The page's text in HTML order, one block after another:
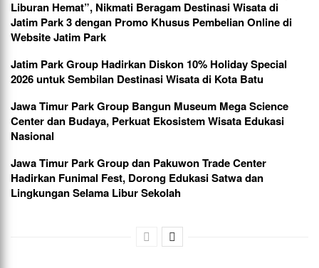
Liburan Hemat”, Nikmati Beragam Destinasi Wisata di
Jatim Park 3 dengan Promo Khusus Pembelian Online di
Website Jatim Park
Jatim Park Group Hadirkan Diskon 10% Holiday Special
2026 untuk Sembilan Destinasi Wisata di Kota Batu
Jawa Timur Park Group Bangun Museum Mega Science
Center dan Budaya, Perkuat Ekosistem Wisata Edukasi
Nasional
Jawa Timur Park Group dan Pakuwon Trade Center
Hadirkan Funimal Fest, Dorong Edukasi Satwa dan
Lingkungan Selama Libur Sekolah